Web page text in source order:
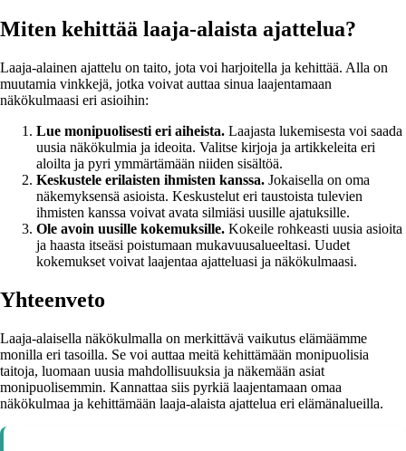
Miten kehittää laaja-alaista ajattelua?
Laaja-alainen ajattelu on taito, jota voi harjoitella ja kehittää. Alla on
muutamia vinkkejä, jotka voivat auttaa sinua laajentamaan
näkökulmaasi eri asioihin:
Lue monipuolisesti eri aiheista. Laajasta lukemisesta voi saada
uusia näkökulmia ja ideoita. Valitse kirjoja ja artikkeleita eri
aloilta ja pyri ymmärtämään niiden sisältöä.
Keskustele erilaisten ihmisten kanssa. Jokaisella on oma
näkemyksensä asioista. Keskustelut eri taustoista tulevien
ihmisten kanssa voivat avata silmiäsi uusille ajatuksille.
Ole avoin uusille kokemuksille. Kokeile rohkeasti uusia asioita
ja haasta itseäsi poistumaan mukavuusalueeltasi. Uudet
kokemukset voivat laajentaa ajatteluasi ja näkökulmaasi.
Yhteenveto
Laaja-alaisella näkökulmalla on merkittävä vaikutus elämäämme
monilla eri tasoilla. Se voi auttaa meitä kehittämään monipuolisia
taitoja, luomaan uusia mahdollisuuksia ja näkemään asiat
monipuolisemmin. Kannattaa siis pyrkiä laajentamaan omaa
näkökulmaa ja kehittämään laaja-alaista ajattelua eri elämänalueilla.